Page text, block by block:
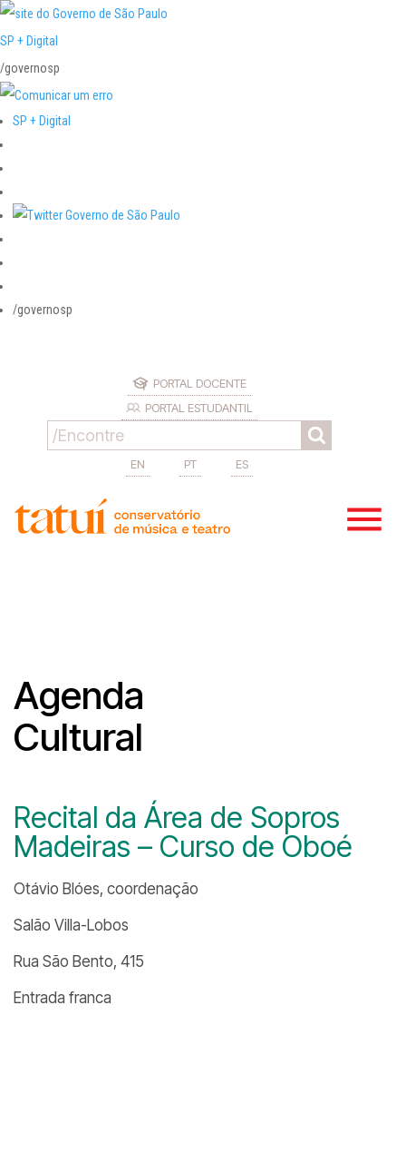
SP + Digital
/governosp
SP + Digital
/governosp
PORTAL DOCENTE
PORTAL ESTUDANTIL
EN PT ES
Agenda
Cultural
Recital da Área de Sopros
Madeiras – Curso de Oboé
Otávio Blóes, coordenação
Salão Villa-Lobos
Rua São Bento, 415
Entrada franca